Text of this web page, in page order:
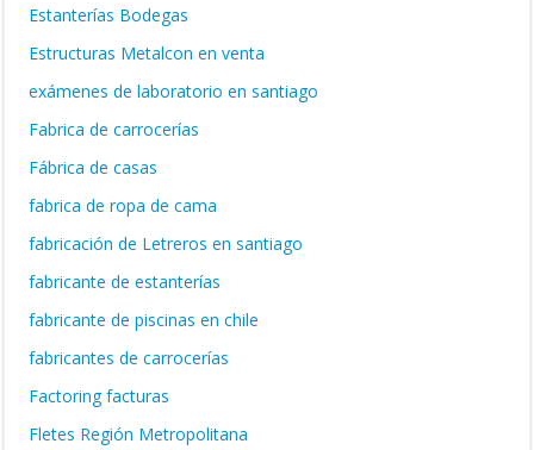
Estanterías Bodegas
Estructuras Metalcon en venta
exámenes de laboratorio en santiago
Fabrica de carrocerías
Fábrica de casas
fabrica de ropa de cama
fabricación de Letreros en santiago
fabricante de estanterías
fabricante de piscinas en chile
fabricantes de carrocerías
Factoring facturas
Fletes Región Metropolitana